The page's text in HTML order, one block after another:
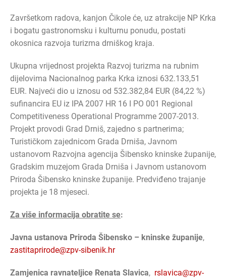
Završetkom radova, kanjon Čikole će, uz atrakcije NP Krka
i bogatu gastronomsku i kulturnu ponudu, postati
okosnica razvoja turizma drniškog kraja.
Ukupna vrijednost projekta Razvoj turizma na rubnim
dijelovima Nacionalnog parka Krka iznosi 632.133,51
EUR. Najveći dio u iznosu od 532.382,84 EUR (84,22 %)
sufinancira EU iz IPA 2007 HR 16 I PO 001 Regional
Competitiveness Operational Programme 2007-2013.
Projekt provodi Grad Drniš, zajedno s partnerima;
Turističkom zajednicom Grada Drniša, Javnom
ustanovom Razvojna agencija Šibensko kninske županije,
Gradskim muzejom Grada Drniša i Javnom ustanovom
Priroda Šibensko kninske županije. Predviđeno trajanje
projekta je 18 mjeseci.
Za više informacija obratite se:
Javna ustanova Priroda Šibensko – kninske županije,
zastitaprirode@zpv-sibenik.hr
Zamjenica ravnateljice Renata Slavica, rslavica@zpv-